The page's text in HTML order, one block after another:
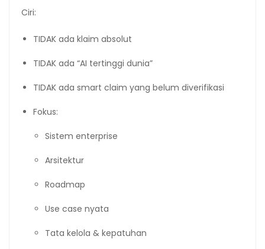
Ciri:
TIDAK ada klaim absolut
TIDAK ada “AI tertinggi dunia”
TIDAK ada smart claim yang belum diverifikasi
Fokus:
Sistem enterprise
Arsitektur
Roadmap
Use case nyata
Tata kelola & kepatuhan